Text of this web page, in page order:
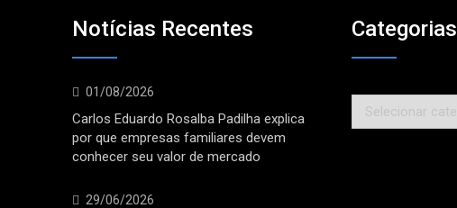
Notícias Recentes
01/08/2026
Carlos Eduardo Rosalba Padilha explica
por que empresas familiares devem
conhecer seu valor de mercado
29/06/2026
Categorias
Categorias